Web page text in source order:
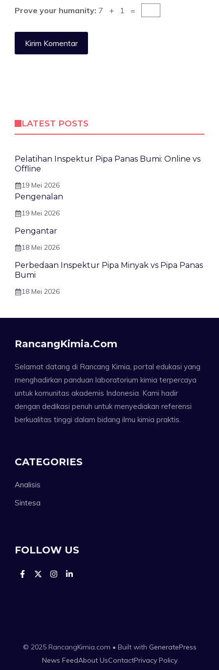
Prove your humanity: 7 + 1 =
LATEST POSTS
Pelatihan Inspektur Pipa Panas Bumi: Online vs
Offline
19 Mei 2026
Pengenalan
19 Mei 2026
Pengantar
18 Mei 2026
Perbedaan Inspektur Pipa Minyak vs Pipa Panas
Bumi
18 Mei 2026
RancangKimia.com
Selamat datang di Rancang Kimia, portal edukasi yang
menghadirkan panduan laboratorium kimia terpercaya
untuk komunitas akademis Indonesia. Kami hadir
dengan dedikasi penuh untuk menyediakan referensi
berkualitas tinggi dalam bidang ilmu kimia praktis.
CATEGORIES
Analisis
Sintesa
FOLLOW US
© 2025 RancangKimia.com • Built with GeneratePress
News FeedAbout UsContactPrivacy Policy